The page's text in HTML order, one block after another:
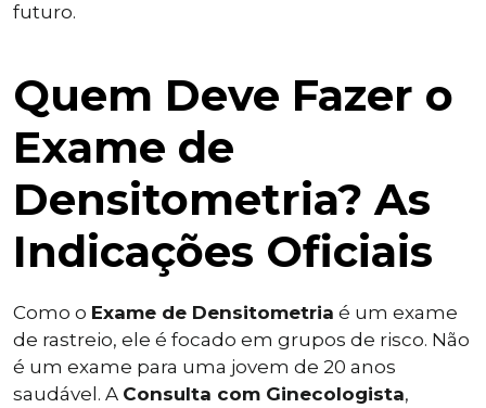
futuro.
Quem Deve Fazer o
Exame de
Densitometria? As
Indicações Oficiais
Como o Exame de Densitometria é um exame
de rastreio, ele é focado em grupos de risco. Não
é um exame para uma jovem de 20 anos
saudável. A Consulta com Ginecologista,